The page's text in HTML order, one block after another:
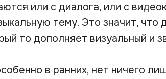
или с диалога, или с
тему. Это значит, что
то дополняет визуальный и
в ранних, нет ничего